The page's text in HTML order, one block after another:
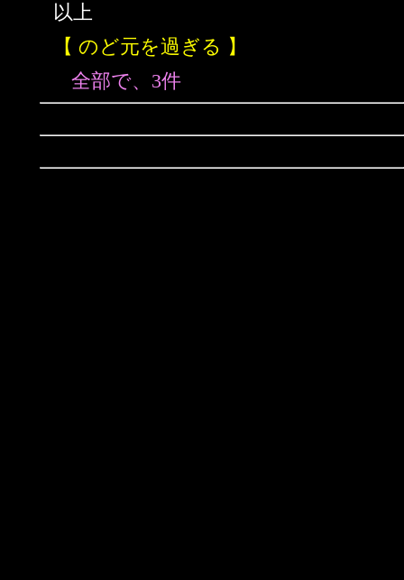
以上
【 のど元を過ぎる 】
全部で、3件